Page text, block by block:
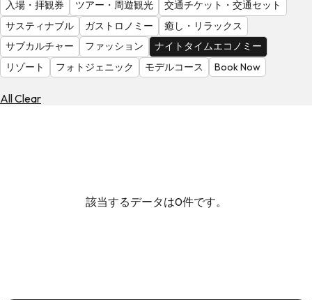
見
る
入場・拝観券 ツアー・周遊観光
交通チケット・交通セット
サスティナブル
ガストロノミー
癒し・リラックス
サブカルチャー
ファッション
ナイトタイムエコノミー
リゾート
フォトジェニック モデルコース Book Now
All Clear
該当するデータは0件です。